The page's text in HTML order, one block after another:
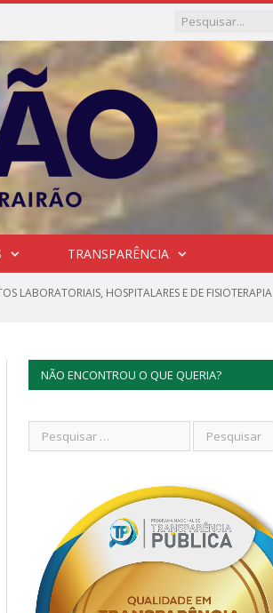
TRANSPARÊNCIA
LABORATORIAIS, HOSPITALARES E DE FISIOTERAPIA
NÃO ENCONTROU O QUE QUERIA?